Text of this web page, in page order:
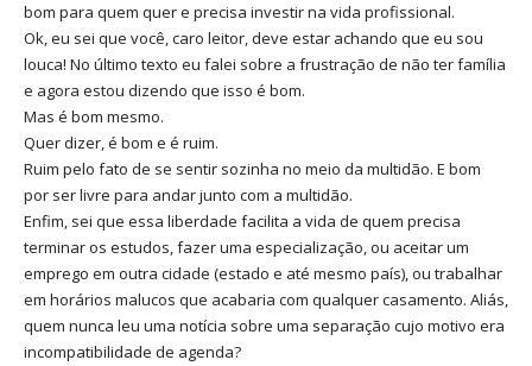
bom para quem quer e precisa investir na vida profissional.
Ok, eu sei que você, caro leitor, deve estar achando que eu sou
louca! No último texto eu falei sobre a frustração de não ter família
e agora estou dizendo que isso é bom.
Mas é bom mesmo.
Quer dizer, é bom e é ruim.
Ruim pelo fato de se sentir sozinha no meio da multidão. E bom
por ser livre para andar junto com a multidão.
Enfim, sei que essa liberdade facilita a vida de quem precisa
terminar os estudos, fazer uma especialização, ou aceitar um
emprego em outra cidade (estado e até mesmo país), ou trabalhar
em horários malucos que acabaria com qualquer casamento. Aliás,
quem nunca leu uma notícia sobre uma separação cujo motivo era
incompatibilidade de agenda?